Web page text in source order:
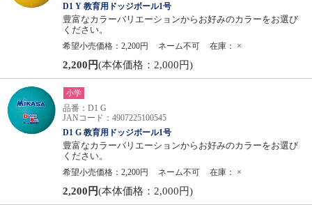
D1 Y 教育用ドッジボール1号
豊富なカラーバリエーションからお好みのカラーをお選び
ください。
希望小売価格：2,200円
ネーム不可 在庫： ×
2,200円(本体価格：2,000円)
小学
品番：D1 G
JANコード：4907225100545
D1 G 教育用ドッジボール1号
豊富なカラーバリエーションからお好みのカラーをお選び
ください。
希望小売価格：2,200円
ネーム不可 在庫： ×
2,200円(本体価格：2,000円)